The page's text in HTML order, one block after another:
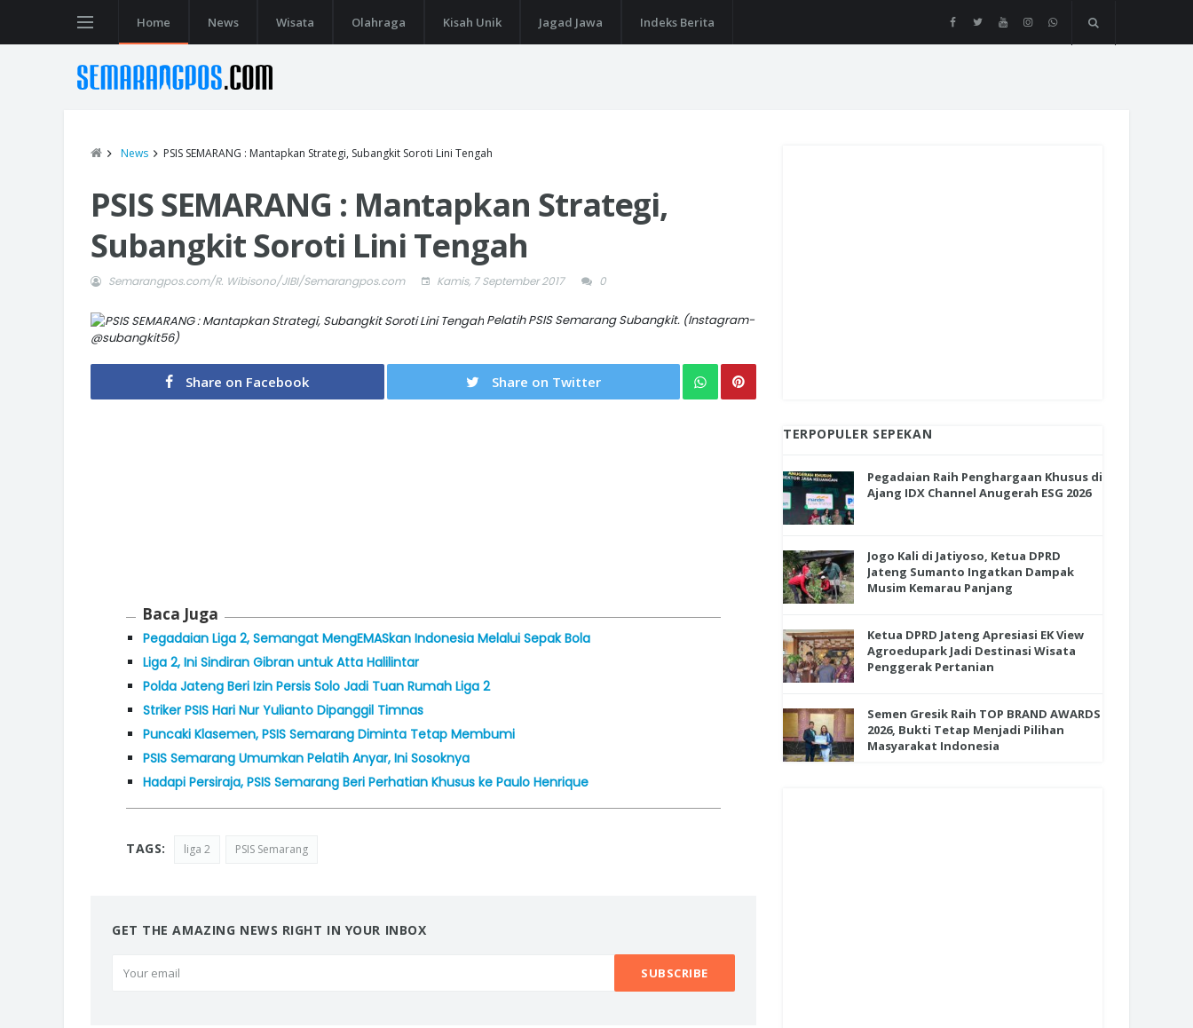
Home News Wisata Olahraga Kisah Unik Jagad Jawa Indeks Berita
News PSIS SEMARANG : Mantapkan Strategi, Subangkit Soroti Lini Tengah
PSIS SEMARANG : Mantapkan Strategi,
Subangkit Soroti Lini Tengah
Semarangpos.com/R. Wibisono/JIBI/Semarangpos.com Kamis, 7 September 2017 0
Pelatih PSIS Semarang Subangkit. (Instagram-
@subangkit56)
Share on Facebook Share on Twitter
Baca Juga
Pegadaian Liga 2, Semangat MengEMASkan Indonesia Melalui Sepak Bola
Liga 2, Ini Sindiran Gibran untuk Atta Halilintar
Polda Jateng Beri Izin Persis Solo Jadi Tuan Rumah Liga 2
Striker PSIS Hari Nur Yulianto Dipanggil Timnas
Puncaki Klasemen, PSIS Semarang Diminta Tetap Membumi
PSIS Semarang Umumkan Pelatih Anyar, Ini Sosoknya
Hadapi Persiraja, PSIS Semarang Beri Perhatian Khusus ke Paulo Henrique
TAGS: liga 2 PSIS Semarang
GET THE AMAZING NEWS RIGHT IN YOUR INBOX
TERPOPULER SEPEKAN
Pegadaian Raih Penghargaan Khusus di
Ajang IDX Channel Anugerah ESG 2026
Jogo Kali di Jatiyoso, Ketua DPRD
Jateng Sumanto Ingatkan Dampak
Musim Kemarau Panjang
Ketua DPRD Jateng Apresiasi EK View
Agroedupark Jadi Destinasi Wisata
Penggerak Pertanian
Semen Gresik Raih TOP BRAND AWARDS
2026, Bukti Tetap Menjadi Pilihan
Masyarakat Indonesia